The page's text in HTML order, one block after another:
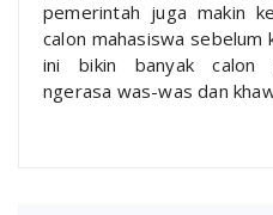
pemerintah juga makin
calon mahasiswa sebelum
ini bikin banyak calon
ngerasa was-was dan